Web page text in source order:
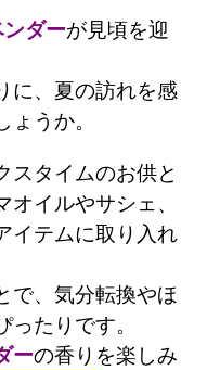
ンダーが見頃を迎
に、夏の訪れを感
ょうか。
スタイムのお供と
オイルやサシェ、
イテムに取り入れ
で、気分転換やほ
ったりです。
ーの香りを楽しみ